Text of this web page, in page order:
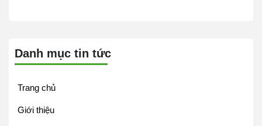
Danh mục tin tức
Trang chủ
Giới thiệu